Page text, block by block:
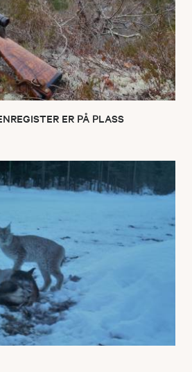
ER PÅ PLASS